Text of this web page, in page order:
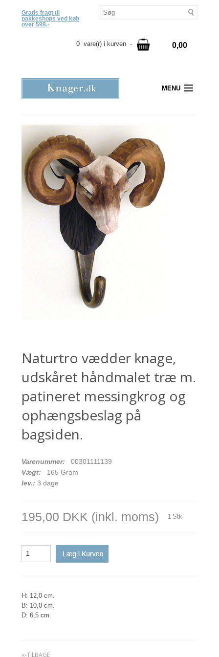
Gratis fragt til
pakkeshops ved køb
over 599.-
0 vare(r) i kurven - 0,00
MENU
Naturtro vædder knage,
udskåret håndmalet træ m.
patineret messingkrog og
ophængsbeslag på
bagsiden.
Varenummer:
00301111139
Vægt:
165 Gram
lev.: 3 dage
195,00 DKK (inkl. moms) 1 Stk
H: 12,0 cm.
B: 10,0 cm.
D: 6,5 cm.
«-TILBAGE